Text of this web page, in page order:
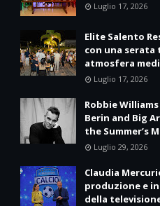
Luglio 17, 2026
Elite Salento
con una serata
atmosfera
Luglio 17, 2026
Robbie
Berin and Big
the Summer’s
Luglio 29, 2026
Claudia
produzione e
della